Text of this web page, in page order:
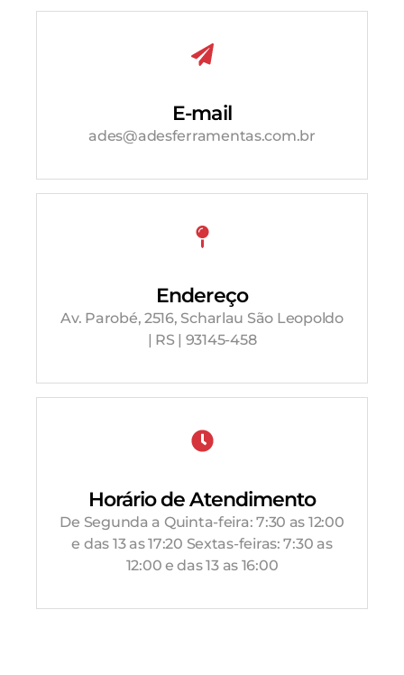
E-mail
ades@adesferramentas.com.br
Endereço
Av. Parobé, 2516, Scharlau São Leopoldo
| RS | 93145-458
Horário de Atendimento
De Segunda a Quinta-feira: 7:30 as 12:00
e das 13 as 17:20 Sextas-feiras: 7:30 as
12:00 e das 13 as 16:00